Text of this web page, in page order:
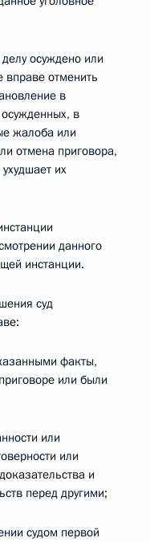
осуждено или
вправе отменить
в
в
жалоба или
отмена приговора,
их
данного
инстанции.
суд
факты,
или были
или
или
и
перед другими;
судом первой